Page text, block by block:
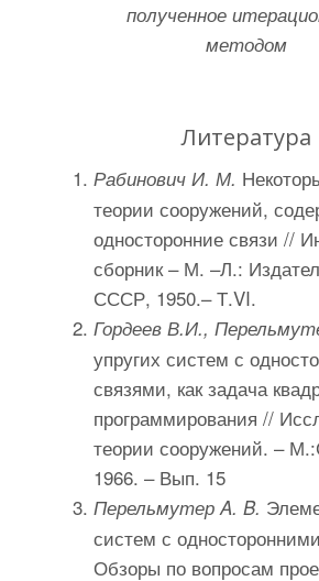
полученное
методом
Литература
Рабинович И. М.
теории сооружений,
односторонние связи //
сборник – М. –Л.:
СССР, 1950.– Т.VI.
Гордеев В.И.,
упругих систем с
связями, как задача
программирования //
теории сооружений. –
1966. – Вып. 15
Перельмутер A. B.
систем с
Обзоры по вопросам